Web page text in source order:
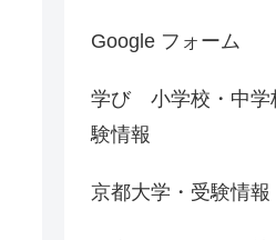
Google フォーム
学び 小学校・中
験情報
京都大学・受験情報